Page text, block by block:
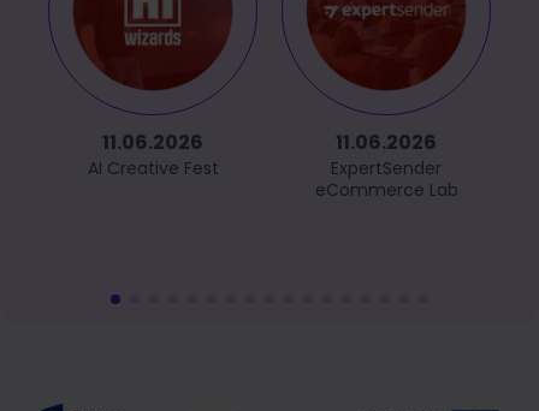
11.06.2026
AI Creative Fest
11.06.2026
ExpertSender
eCommerce Lab